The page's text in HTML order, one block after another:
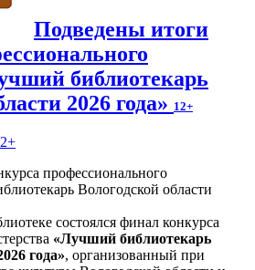
Подведены итоги
библиотекарь
2026 года» 12+
состоялся финал конкурса
«Лучший библиотекарь
года», организованный при